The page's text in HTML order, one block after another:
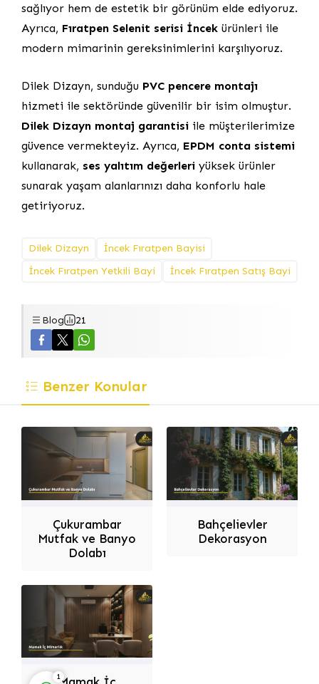
sağlıyor hem de estetik bir görünüm elde ediyoruz.
Ayrıca, Fıratpen Selenit serisi İncek ürünleri ile
modern mimarinin gereksinimlerini karşılıyoruz.
Dilek Dizayn, sunduğu PVC pencere montajı
hizmeti ile sektöründe güvenilir bir isim olmuştur.
Dilek Dizayn montaj garantisi ile müşterilerimize
güvence vermekteyiz. Ayrıca, EPDM conta sistemi
kullanarak, ses yalıtım değerleri yüksek ürünler
sunarak yaşam alanlarınızı daha konforlu hale
getiriyoruz.
Dilek Dizayn
İncek Fıratpen Bayisi
İncek Fıratpen Yetkili Bayi
İncek Fıratpen Satış Bayi
Blog 21
Benzer Konular
Çukurambar
Mutfak ve Banyo
Dolabı
Bahçelievler
Dekorasyon
Dilek Dizayn
Cevap Yaz
1